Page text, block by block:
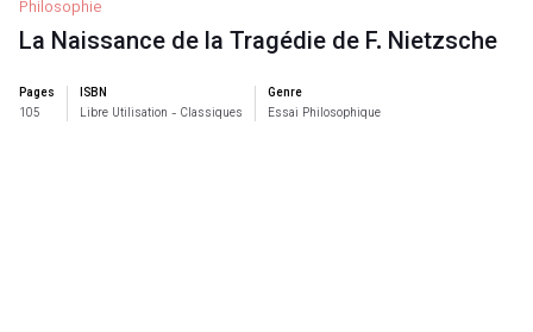
Philosophie
La Naissance de la Tragédie de F. Nietzsche
Pages
105
ISBN
Libre Utilisation - Classiques
Genre
Essai Philosophique